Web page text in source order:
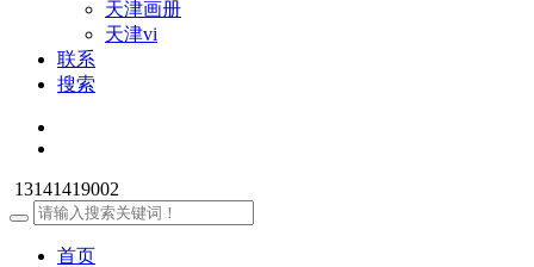
天津画册
天津vi
联系
搜索
13141419002
首页